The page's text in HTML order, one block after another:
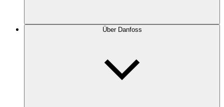
Über Danfoss